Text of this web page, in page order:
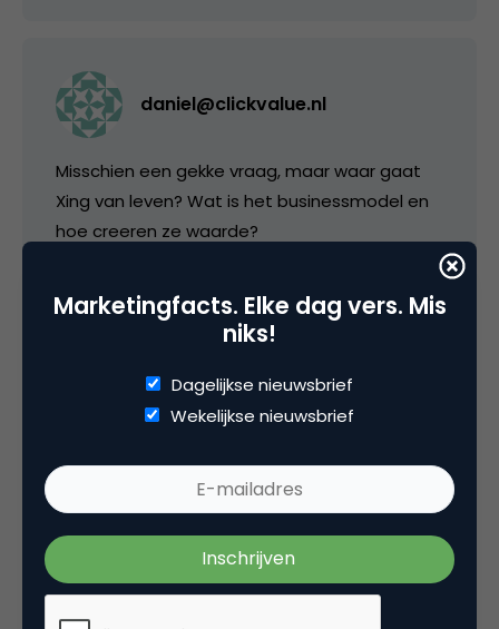
daniel@clickvalue.nl
Misschien een gekke vraag, maar waar gaat
Xing van leven? Wat is het businessmodel en
hoe creeren ze waarde?
dat aan mij en ‘begrijp ik er helemaal niets
28 november 2006 om 07:11
Marketingfacts. Elke dag vers. Mis
niks!
Dagelijkse nieuwsbrief
Wekelijkse nieuwsbrief